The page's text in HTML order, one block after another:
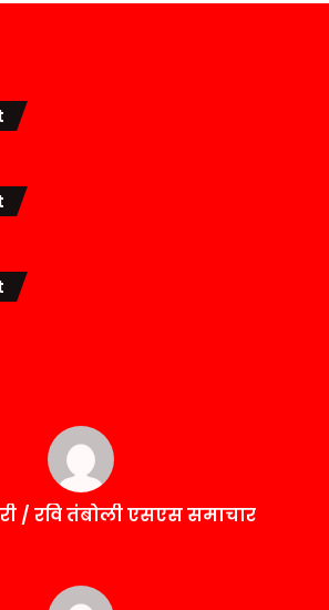
/ रवि तंबोली एसएस समाचार